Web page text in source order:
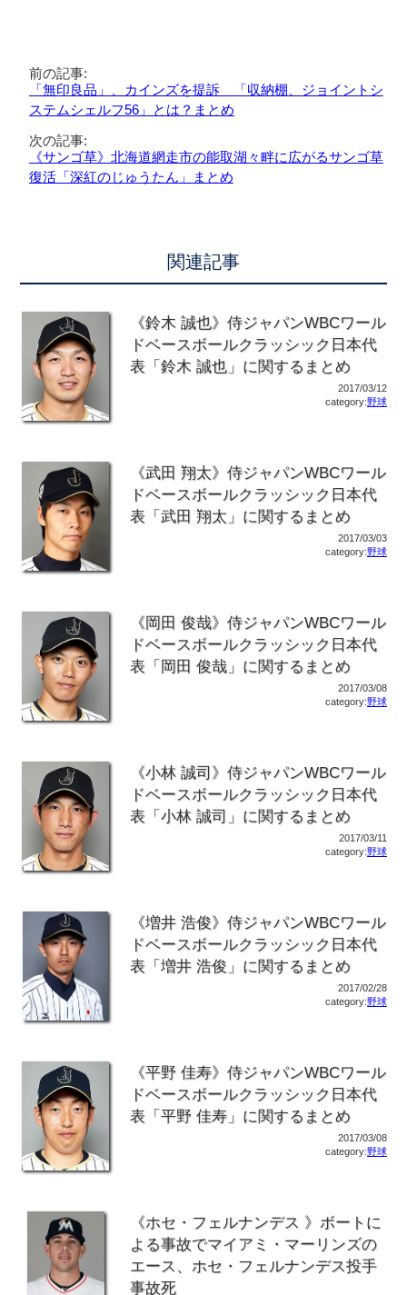
前の記事:
「無印良品」、カインズを提訴 「収納棚、ジョイントシ
ステムシェルフ56」とは？まとめ
次の記事:
《サンゴ草》北海道網走市の能取湖々畔に広がるサンゴ草
復活「深紅のじゅうたん」まとめ
関連記事
《鈴木 誠也》侍ジャパンWBCワール
ドベースボールクラッシック日本代
表「鈴木 誠也」に関するまとめ
2017/03/12
category:野球
《武田 翔太》侍ジャパンWBCワール
ドベースボールクラッシック日本代
表「武田 翔太」に関するまとめ
2017/03/03
category:野球
《岡田 俊哉》侍ジャパンWBCワール
ドベースボールクラッシック日本代
表「岡田 俊哉」に関するまとめ
2017/03/08
category:野球
《小林 誠司》侍ジャパンWBCワール
ドベースボールクラッシック日本代
表「小林 誠司」に関するまとめ
2017/03/11
category:野球
《増井 浩俊》侍ジャパンWBCワール
ドベースボールクラッシック日本代
表「増井 浩俊」に関するまとめ
2017/02/28
category:野球
《平野 佳寿》侍ジャパンWBCワール
ドベースボールクラッシック日本代
表「平野 佳寿」に関するまとめ
2017/03/08
category:野球
《ホセ・フェルナンデス 》ボートに
よる事故でマイアミ・マーリンズの
エース、ホセ・フェルナンデス投手
事故死